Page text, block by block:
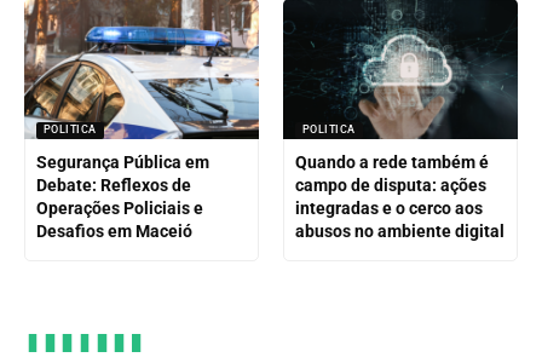
POLITICA
Segurança Pública em
Debate: Reflexos de
Operações Policiais e
Desafios em Maceió
POLITICA
Quando a rede também é
campo de disputa: ações
integradas e o cerco aos
abusos no ambiente digital